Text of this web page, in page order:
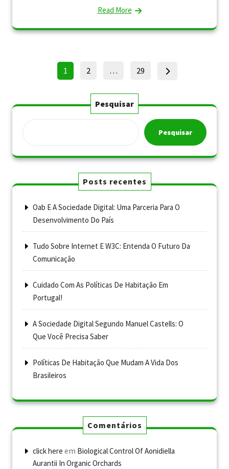
Read More
Paginação
posts
Page
1 Page
2 … Page
29
Pesquisar
Pesquisar
Posts recentes
Oab E A Sociedade Digital: Uma Parceria Para O
Desenvolvimento Do País
Tudo Sobre Internet E W3C: Entenda O Futuro Da
Comunicação
Cuidado Com As Políticas De Habitação Em
Portugal!
A Sociedade Digital Segundo Manuel Castells: O
Que Você Precisa Saber
Políticas De Habitação Que Mudam A Vida Dos
Brasileiros
Comentários
click here em Biological Control Of Aonidiella
Aurantii In Organic Orchards